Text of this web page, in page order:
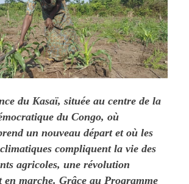
du Kasaï, située au centre de la
du Congo, où
un nouveau départ et où les
compliquent la vie des
agricoles, une révolution
en marche. Grâce au Programme